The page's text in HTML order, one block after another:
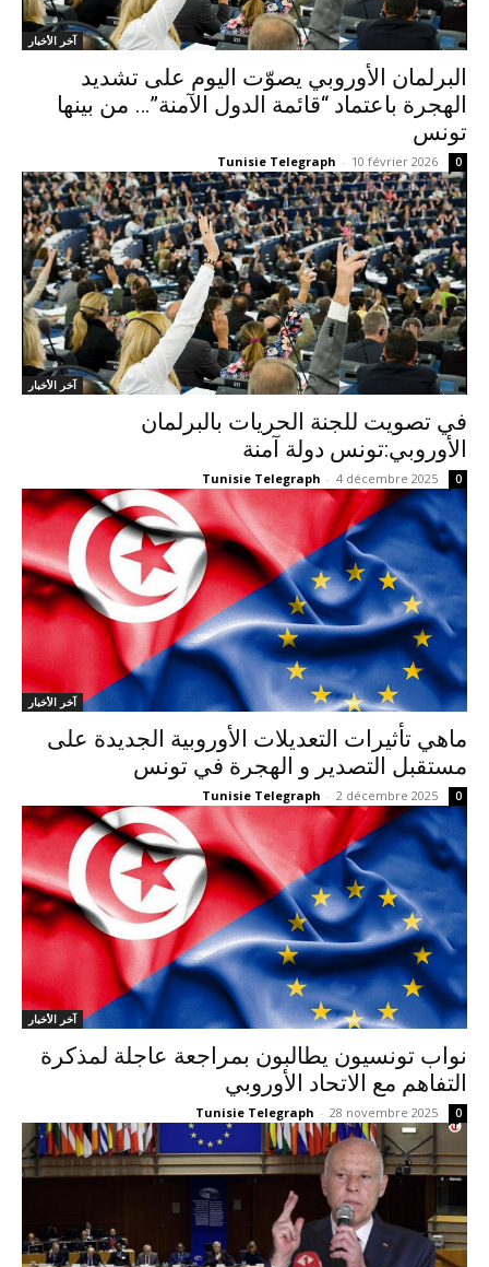
آخر الأخبار
البرلمان الأوروبي يصوّت اليوم على تشديد
الهجرة باعتماد “قائمة الدول الآمنة”… من بينها
تونس
Tunisie Telegraph - 10 février 2026 0
آخر الأخبار
في تصويت للجنة الحريات بالبرلمان
الأوروبي:تونس دولة آمنة
Tunisie Telegraph - 4 décembre 2025 0
آخر الأخبار
ماهي تأثيرات التعديلات الأوروبية الجديدة على
مستقبل التصدير و الهجرة في تونس
Tunisie Telegraph - 2 décembre 2025 0
آخر الأخبار
نواب تونسيون يطالبون بمراجعة عاجلة لمذكرة
التفاهم مع الاتحاد الأوروبي
Tunisie Telegraph - 28 novembre 2025 0